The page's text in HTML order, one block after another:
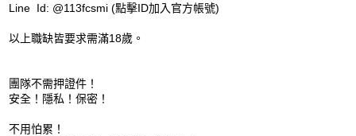
Line Id: @113fcsmi (點擊ID加入官方帳號)
以上職缺皆要求需滿18歲。
團隊不需押證件！
安全！隱私！保密！
不用怕累！